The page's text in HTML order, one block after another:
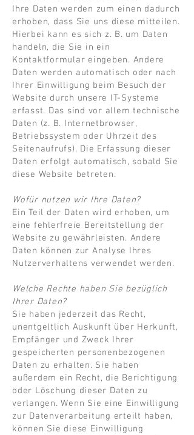
Ihre Daten werden zum einen dadurch
erhoben, dass Sie uns diese mitteilen.
Hierbei kann es sich z. B. um Daten
handeln, die Sie in ein
Kontaktformular eingeben. Andere
Daten werden automatisch oder nach
Ihrer Einwilligung beim Besuch der
Website durch unsere IT-Systeme
erfasst. Das sind vor allem technische
Daten (z. B. Internetbrowser,
Betriebssystem oder Uhrzeit des
Seitenaufrufs). Die Erfassung dieser
Daten erfolgt automatisch, sobald Sie
diese Website betreten.
Wofür nutzen wir Ihre Daten?
Ein Teil der Daten wird erhoben, um
eine fehlerfreie Bereitstellung der
Website zu gewährleisten. Andere
Daten können zur Analyse Ihres
Nutzerverhaltens verwendet werden.
Welche Rechte haben Sie bezüglich
Ihrer Daten?
Sie haben jederzeit das Recht,
unentgeltlich Auskunft über Herkunft,
Empfänger und Zweck Ihrer
gespeicherten personenbezogenen
Daten zu erhalten. Sie haben
außerdem ein Recht, die Berichtigung
oder Löschung dieser Daten zu
verlangen. Wenn Sie eine Einwilligung
zur Datenverarbeitung erteilt haben,
können Sie diese Einwilligung